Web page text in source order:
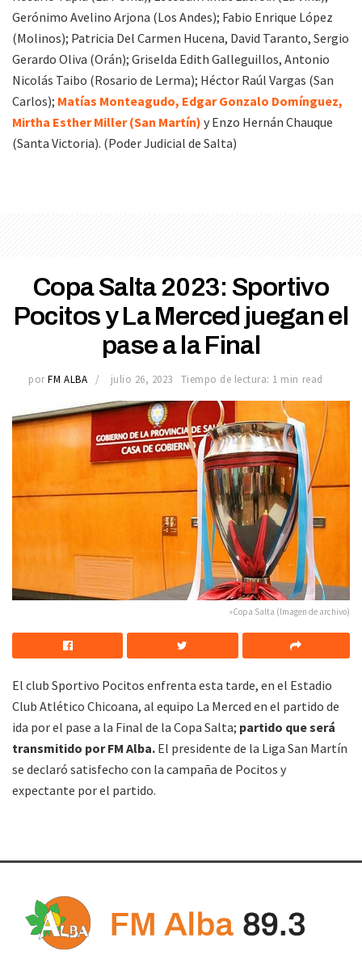
Gerónimo Avelino Arjona (Los Andes); Fabio Enrique López
(Molinos); Patricia Del Carmen Hucena, David Taranto, Sergio
Gerardo Oliva (Orán); Griselda Edith Galleguillos, Antonio
Nicolás Taibo (Rosario de Lerma); Héctor Raúl Vargas (San
Carlos); Matías Monteagudo, Edgar Gonzalo Domínguez,
Mirtha Esther Miller (San Martín) y Enzo Hernán Chauque
(Santa Victoria). (Poder Judicial de Salta)
Copa Salta 2023: Sportivo
Pocitos y La Merced juegan el
pase a la Final
por FM ALBA julio 26, 2023 Tiempo de lectura: 1 min read
»Copa Salta (Imagen de archivo)
El club Sportivo Pocitos enfrenta esta tarde, en el Estadio
Club Atlético Chicoana, al equipo La Merced en el partido de
ida por el pase a la Final de la Copa Salta; partido que será
transmitido por FM Alba. El presidente de la Liga San Martín
se declaró satisfecho con la campaña de Pocitos y
expectante por el partido.